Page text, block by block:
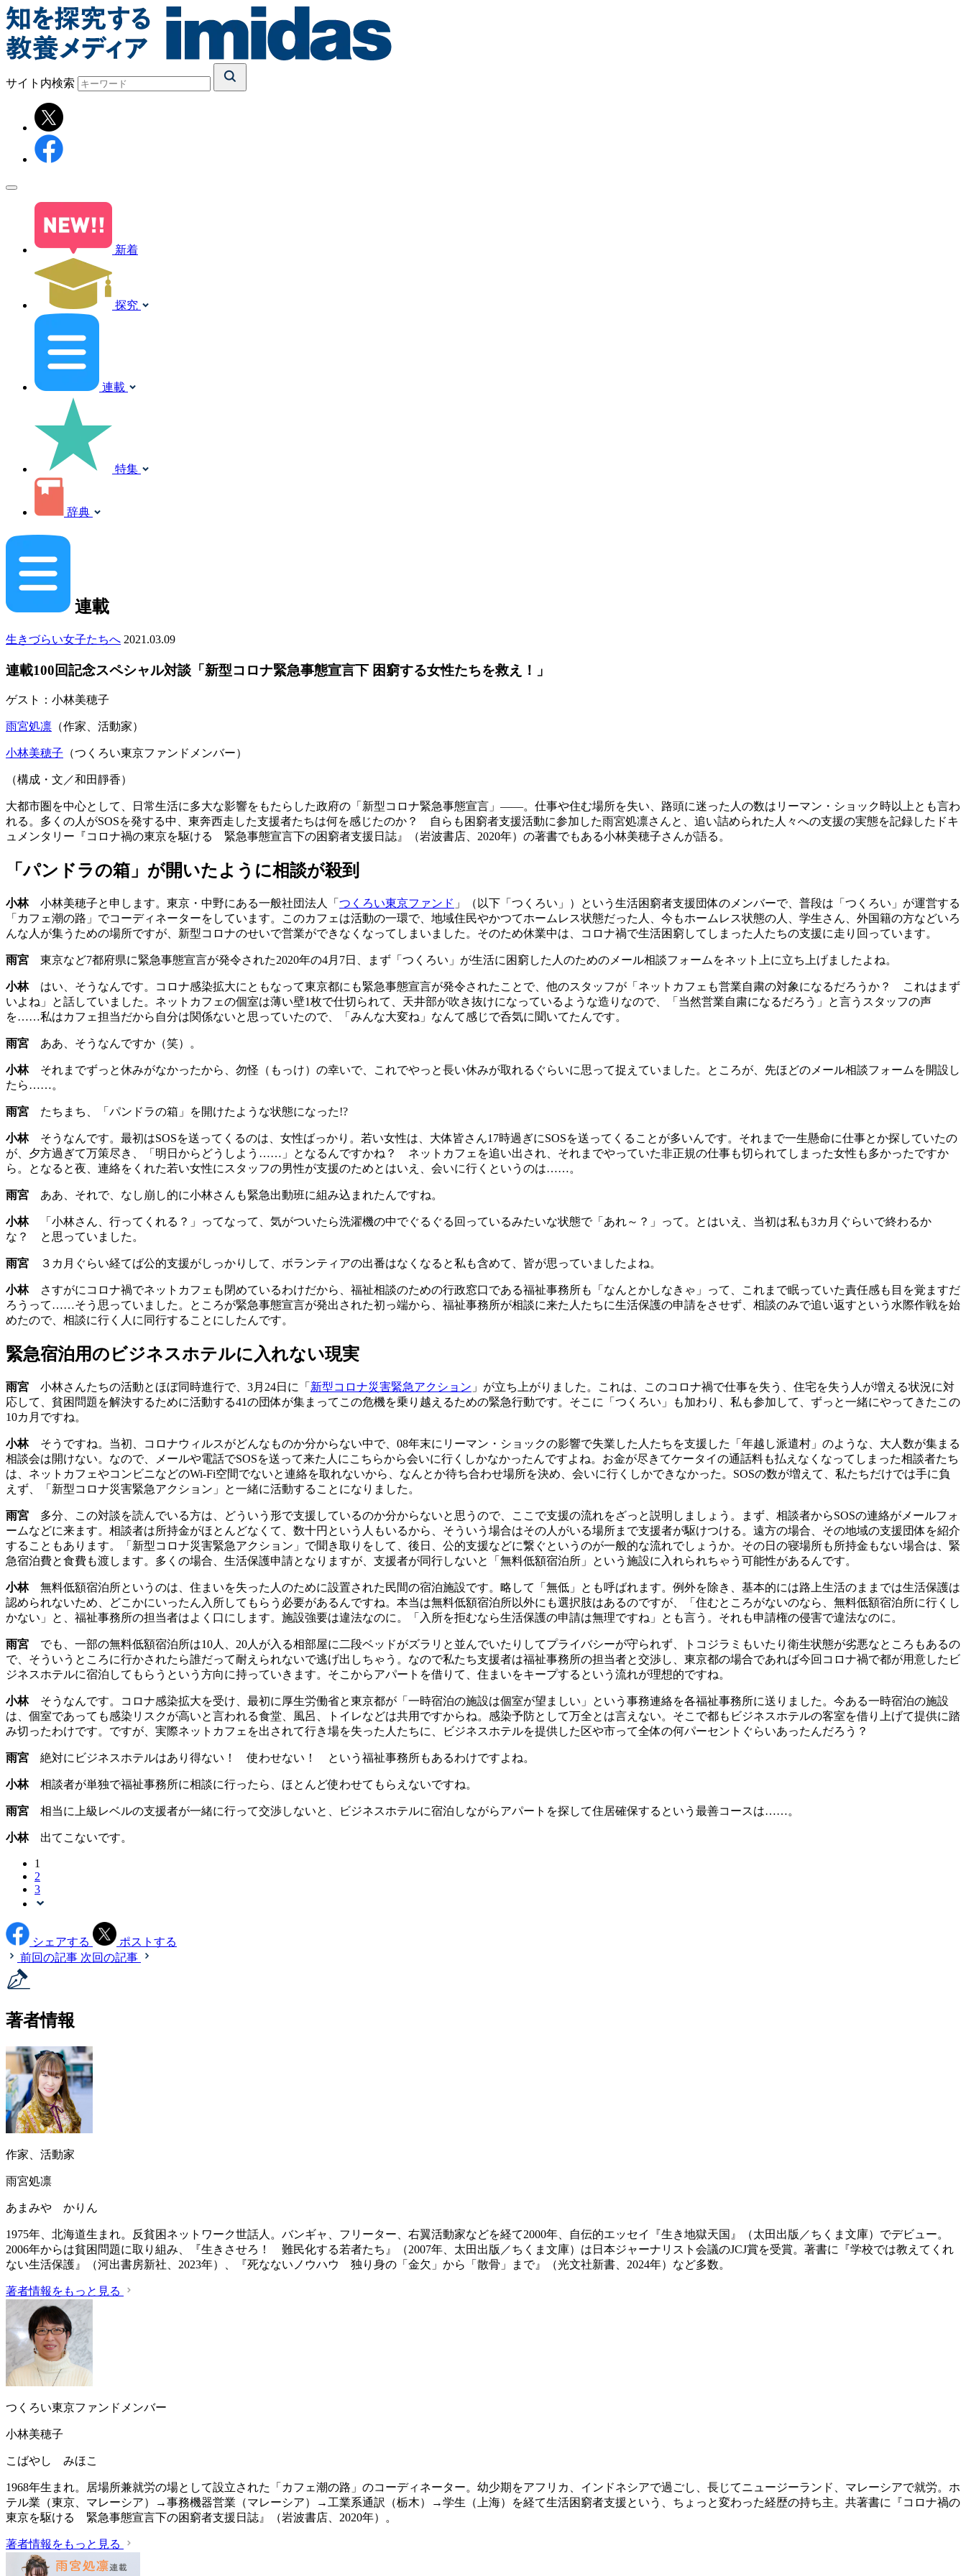
サイト内検索
新着
探究
連載
特集
辞典
連載
生きづらい女子たちへ 2021.03.09
連載100回記念スペシャル対談「新型コロナ緊急事態宣言下 困窮する女性たちを救え！」
ゲスト：小林美穂子
雨宮処凛 （作家、活動家）
小林美穂子 （つくろい東京ファンドメンバー）
（構成・文／和田靜香）
大都市圏を中心として、日常生活に多大な影響をもたらした政府の「新型コロナ緊急事態宣言」――。仕事や住む場所を失い、路頭に迷った人の数はリーマン・ショック時以上とも言わ
れる。多くの人がSOSを発する中、東奔西走した支援者たちは何を感じたのか？ 自らも困窮者支援活動に参加した雨宮処凛さんと、追い詰められた人々への支援の実態を記録したドキ
ュメンタリー『コロナ禍の東京を駆ける 緊急事態宣言下の困窮者支援日誌』（岩波書店、2020年）の著書でもある小林美穂子さんが語る。
「パンドラの箱」が開いたように相談が殺到
小林小林美穂子と申します。東京・中野にある一般社団法人「 つくろい東京ファンド 」（以下「つくろい」）という生活困窮者支援団体のメンバーで、普段は「つくろい」が運営する
「カフェ潮の路」でコーディネーターをしています。このカフェは活動の一環で、地域住民やかつてホームレス状態だった人、今もホームレス状態の人、学生さん、外国籍の方などいろ
んな人が集うための場所ですが、新型コロナのせいで営業ができなくなってしまいました。そのため休業中は、コロナ禍で生活困窮してしまった人たちの支援に走り回っています。
雨宮 東京など7都府県に緊急事態宣言が発令された2020年の4月7日、まず「つくろい」が生活に困窮した人のためのメール相談フォームをネット上に立ち上げましたよね。
小林はい、そうなんです。コロナ感染拡大にともなって東京都にも緊急事態宣言が発令されたことで、他のスタッフが「ネットカフェも営業自粛の対象になるだろうか？ これはまず
いよね」と話していました。ネットカフェの個室は薄い壁1枚で仕切られて、天井部が吹き抜けになっているような造りなので、「当然営業自粛になるだろう」と言うスタッフの声
を……私はカフェ担当だから自分は関係ないと思っていたので、「みんな大変ね」なんて感じで呑気に聞いてたんです。
雨宮 ああ、そうなんですか（笑）。
小林それまでずっと休みがなかったから、勿怪（もっけ）の幸いで、これでやっと長い休みが取れるぐらいに思って捉えていました。ところが、先ほどのメール相談フォームを開設し
たら……。
雨宮 たちまち、「パンドラの箱」を開けたような状態になった!?
小林そうなんです。最初はSOSを送ってくるのは、女性ばっかり。若い女性は、大体皆さん17時過ぎにSOSを送ってくることが多いんです。それまで一生懸命に仕事とか探していたの
が、夕方過ぎて万策尽き、「明日からどうしよう……」となるんですかね？ ネットカフェを追い出され、それまでやっていた非正規の仕事も切られてしまった女性も多かったですか
ら。となると夜、連絡をくれた若い女性にスタッフの男性が支援のためとはいえ、会いに行くというのは……。
雨宮 ああ、それで、なし崩し的に小林さんも緊急出動班に組み込まれたんですね。
小林「小林さん、行ってくれる？」ってなって、気がついたら洗濯機の中でぐるぐる回っているみたいな状態で「あれ～？」って。とはいえ、当初は私も3カ月ぐらいで終わるか
な？ と思っていました。
雨宮 ３カ月ぐらい経てば公的支援がしっかりして、ボランティアの出番はなくなると私も含めて、皆が思っていましたよね。
小林さすがにコロナ禍でネットカフェも閉めているわけだから、福祉相談のための行政窓口である福祉事務所も「なんとかしなきゃ」って、これまで眠っていた責任感も目を覚ますだ
ろうって……そう思っていました。ところが緊急事態宣言が発出された初っ端から、福祉事務所が相談に来た人たちに生活保護の申請をさせず、相談のみで追い返すという水際作戦を始
めたので、相談に行く人に同行することにしたんです。
緊急宿泊用のビジネスホテルに入れない現実
雨宮 小林さんたちの活動とほぼ同時進行で、3月24日に「 新型コロナ災害緊急アクション 」が立ち上がりました。これは、このコロナ禍で仕事を失う、住宅を失う人が増える状況に対
応して、貧困問題を解決するために活動する41の団体が集まってこの危機を乗り越えるための緊急行動です。そこに「つくろい」も加わり、私も参加して、ずっと一緒にやってきたこの
10カ月ですね。
小林そうですね。当初、コロナウィルスがどんなものか分からない中で、08年末にリーマン・ショックの影響で失業した人たちを支援した「年越し派遣村」のような、大人数が集まる
相談会は開けない。なので、メールや電話でSOSを送って来た人にこちらから会いに行くしかなかったんですよね。お金が尽きてケータイの通話料も払えなくなってしまった相談者たち
は、ネットカフェやコンビニなどのWi-Fi空間でないと連絡を取れないから、なんとか待ち合わせ場所を決め、会いに行くしかできなかった。SOSの数が増えて、私たちだけでは手に負
えず、「新型コロナ災害緊急アクション」と一緒に活動することになりました。
雨宮 多分、この対談を読んでいる方は、どういう形で支援しているのか分からないと思うので、ここで支援の流れをざっと説明しましょう。まず、相談者からSOSの連絡がメールフォ
ームなどに来ます。相談者は所持金がほとんどなくて、数十円という人もいるから、そういう場合はその人がいる場所まで支援者が駆けつける。遠方の場合、その地域の支援団体を紹介
することもあります。「新型コロナ災害緊急アクション」で聞き取りをして、後日、公的支援などに繋ぐというのが一般的な流れでしょうか。その日の寝場所も所持金もない場合は、緊
急宿泊費と食費も渡します。多くの場合、生活保護申請となりますが、支援者が同行しないと「無料低額宿泊所」という施設に入れられちゃう可能性があるんです。
小林無料低額宿泊所というのは、住まいを失った人のために設置された民間の宿泊施設です。略して「無低」とも呼ばれます。例外を除き、基本的には路上生活のままでは生活保護は
認められないため、どこかにいったん入所してもらう必要があるんですね。本当は無料低額宿泊所以外にも選択肢はあるのですが、「住むところがないのなら、無料低額宿泊所に行くし
かない」と、福祉事務所の担当者はよく口にします。施設強要は違法なのに。「入所を拒むなら生活保護の申請は無理ですね」とも言う。それも申請権の侵害で違法なのに。
雨宮 でも、一部の無料低額宿泊所は10人、20人が入る相部屋に二段ベッドがズラリと並んでいたりしてプライバシーが守られず、トコジラミもいたり衛生状態が劣悪なところもあるの
で、そういうところに行かされたら誰だって耐えられないで逃げ出しちゃう。なので私たち支援者は福祉事務所の担当者と交渉し、東京都の場合であれば今回コロナ禍で都が用意したビ
ジネスホテルに宿泊してもらうという方向に持っていきます。そこからアパートを借りて、住まいをキープするという流れが理想的ですね。
小林そうなんです。コロナ感染拡大を受け、最初に厚生労働省と東京都が「一時宿泊の施設は個室が望ましい」という事務連絡を各福祉事務所に送りました。今ある一時宿泊の施設
は、個室であっても感染リスクが高いと言われる食堂、風呂、トイレなどは共用ですからね。感染予防として万全とは言えない。そこで都もビジネスホテルの客室を借り上げて提供に踏
み切ったわけです。ですが、実際ネットカフェを出されて行き場を失った人たちに、ビジネスホテルを提供した区や市って全体の何パーセントぐらいあったんだろう？
雨宮 絶対にビジネスホテルはあり得ない！ 使わせない！ という福祉事務所もあるわけですよね。
小林相談者が単独で福祉事務所に相談に行ったら、ほとんど使わせてもらえないですね。
雨宮 相当に上級レベルの支援者が一緒に行って交渉しないと、ビジネスホテルに宿泊しながらアパートを探して住居確保するという最善コースは……。
小林出てこないです。
1
2
3
シェアする
ポストする
前回の記事 次回の記事
著者情報
作家、活動家
雨宮処凛
あまみや かりん
1975年、北海道生まれ。反貧困ネットワーク世話人。バンギャ、フリーター、右翼活動家などを経て2000年、自伝的エッセイ『生き地獄天国』（太田出版／ちくま文庫）でデビュー。
2006年からは貧困問題に取り組み、『生きさせろ！ 難民化する若者たち』（2007年、太田出版／ちくま文庫）は日本ジャーナリスト会議のJCJ賞を受賞。著書に『学校では教えてくれ
ない生活保護』（‎河出書房新社、2023年）、『死なないノウハウ 独り身の「金欠」から「散骨」まで』（光文社新書、2024年）など多数。
著者情報をもっと見る
つくろい東京ファンドメンバー
小林美穂子
こばやし みほこ
1968年生まれ。居場所兼就労の場として設立された「カフェ潮の路」のコーディネーター。幼少期をアフリカ、インドネシアで過ごし、長じてニュージーランド、マレーシアで就労。ホ
テル業（東京、マレーシア）→事務機器営業（マレーシア）→工業系通訳（栃木）→学生（上海）を経て生活困窮者支援という、ちょっと変わった経歴の持ち主。共著書に『コロナ禍の
東京を駆ける 緊急事態宣言下の困窮者支援日誌』（岩波書店、2020年）。
著者情報をもっと見る